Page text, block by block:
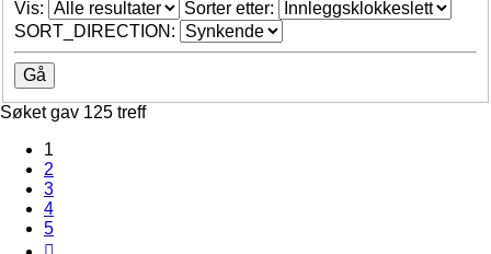
Vis:
Sorter etter:
SORT_DIRECTION:
Søket gav 125 treff
1
2
3
4
5